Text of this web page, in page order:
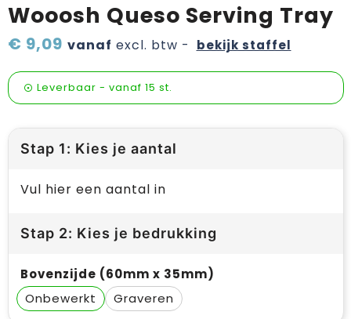
Wooosh Queso Serving Tray
€ 9,09 vanaf excl. btw - bekijk staffel
Leverbaar - vanaf 15 st.
Stap 1: Kies je aantal
Vul hier een aantal in
Stap 2: Kies je bedrukking
Bovenzijde (60mm x 35mm)
Onbewerkt
Graveren